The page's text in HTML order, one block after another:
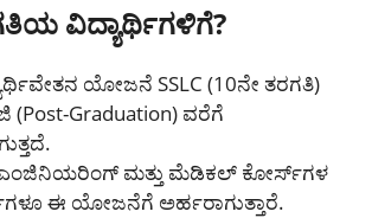
ವಿದ್ಯಾರ್ಥಿಗಳಿಗೆ?
ಯೋಜನೆ SSLC (10ನೇ ತರಗತಿ)
(Post-Graduation) ವರೆಗೆ
ಮತ್ತು ಮೆಡಿಕಲ್ ಕೋರ್ಸ್‌ಗಳ
ಈ ಯೋಜನೆಗೆ ಅರ್ಹರಾಗುತ್ತಾರೆ.